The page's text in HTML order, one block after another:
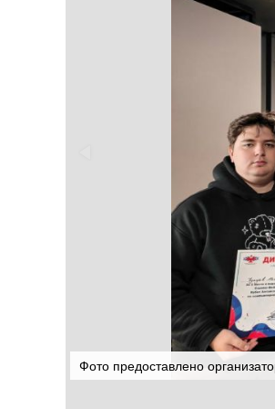
Фото предоставлено